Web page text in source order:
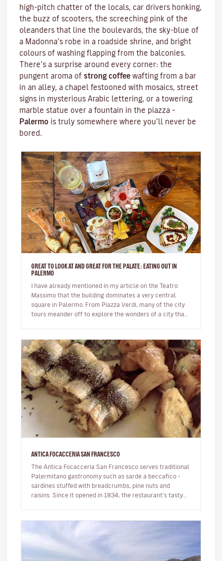
high-pitch chatter of the locals, car drivers honking,
the buzz of scooters, the screeching pink of the
oleanders that line the boulevards, the sky-blue of
a Madonna’s robe in a roadside shrine, and bright
colours of washing flapping from the balconies.
There’s a surprise around every corner: the
pungent aroma of strong coffee wafting from a bar
in an alley, a chapel festooned with mosaics, street
signs in mysterious Arabic lettering, or a towering
marble statue over a fountain in the piazza –
Palermo is truly somewhere where you’ll never be
bored.
GREAT TO LOOK AT AND GREAT FOR THE PALATE: EATING OUT IN
PALERMO
I have already mentioned in my article on the Teatro
Massimo that the building dominates a very central
square in Palermo. From Piazza Verdi, many of the city
tours meander off to explore the wonders of a city that
ANTICA FOCACCERIA SAN FRANCESCO
The Antica Focacceria San Francesco serves traditional
Palermitano gastronomy such as sarde a beccafico -
sardines stuffed with breadcrumbs, pine nuts and
raisins. Since it opened in 1834, the restaurant’s tasty